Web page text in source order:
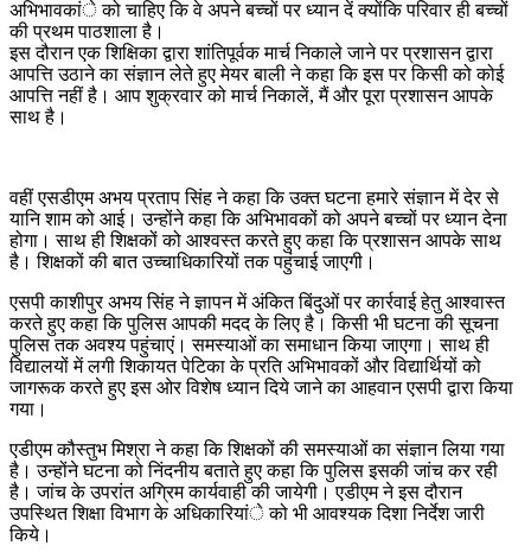
अभिभावकांे को चाहिए कि वे अपने बच्चों पर ध्यान दें क्योंकि परिवार ही बच्चों
की प्रथम पाठशाला है।
इस दौरान एक शिक्षिका द्वारा शांतिपूर्वक मार्च निकाले जाने पर प्रशासन द्वारा
आपत्ति उठाने का संज्ञान लेते हुए मेयर बाली ने कहा कि इस पर किसी को कोई
आपत्ति नहीं है। आप शुक्रवार को मार्च निकालें, मैं और पूरा प्रशासन आपके
साथ है।
वहीं एसडीएम अभय प्रताप सिंह ने कहा कि उक्त घटना हमारे संज्ञान में देर से
यानि शाम को आई। उन्होंने कहा कि अभिभावकों को अपने बच्चों पर ध्यान देना
होगा। साथ ही शिक्षकों को आश्वस्त करते हुए कहा कि प्रशासन आपके साथ
है। शिक्षकों की बात उच्चाधिकारियों तक पहुंचाई जाएगी।
एसपी काशीपुर अभय सिंह ने ज्ञापन में अंकित बिंदुओं पर कार्रवाई हेतु आश्वास्त
करते हुए कहा कि पुलिस आपकी मदद के लिए है। किसी भी घटना की सूचना
पुलिस तक अवश्य पहुंचाएं। समस्याओं का समाधान किया जाएगा। साथ ही
विद्यालयों में लगी शिकायत पेटिका के प्रति अभिभावकों और विद्यार्थियों को
जागरूक करते हुए इस ओर विशेष ध्यान दिये जाने का आहवान एसपी द्वारा किया
गया।
एडीएम कौस्तुभ मिश्रा ने कहा कि शिक्षकों की समस्याओं का संज्ञान लिया गया
है। उन्होंने घटना को निंदनीय बताते हुए कहा कि पुलिस इसकी जांच कर रही
है। जांच के उपरांत अग्रिम कार्यवाही की जायेगी। एडीएम ने इस दौरान
उपस्थित शिक्षा विभाग के अधिकारियांे को भी आवश्यक दिशा निर्देश जारी
किये।